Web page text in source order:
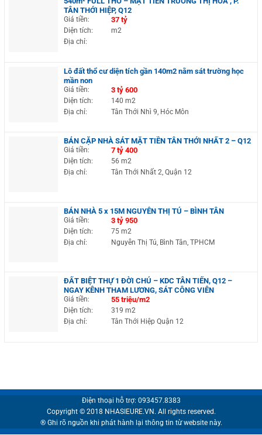
TÂN THỚI HIỆP, Q12
Giá tiền: 37 tỷ
Diện tích:
m2
Địa chỉ:
Lô đất thổ cư diện tích gần 140m2 nằm sát trường học
mần non
Giá tiền: 3 tỷ 600
Diện tích:
140 m2
Địa chỉ:
Tân Thới Nhì 9, Hóc Môn
BÁN CẶP NHÀ SÁT MẶT TIỀN TÂN THỚI NHẤT 2 – Q12
Giá tiền: 7 tỷ 400
Diện tích:
56 m2
Địa chỉ:
Tân Thới Nhất 2, Quận 12
BÁN NHÀ 5 x 15M NGUYỄN THỊ TÚ – BÌNH TÂN
Giá tiền: 3 tỷ 950
Diện tích:
75 m2
Địa chỉ:
Nguyễn Thị Tú, Bình Tân, TPHCM
ĐẤT BIỆT THỰ 1 ĐỜI CHỦ – KDC TÂN TIẾN, Q12 –
NGAY KÊNH THAM LƯƠNG, SÁT CÔNG VIÊN
Giá tiền: 55 triệu/m2
Diện tích:
319 m2
Địa chỉ:
Tân Thới Hiệp Quận 12
Điện thoại hỗ trợ: 093457.8383
Copyright © 2018 NHASIEURE.VN. All rights reserved.
® Ghi rõ nguồn khi phát hành lại thông tin từ website này.